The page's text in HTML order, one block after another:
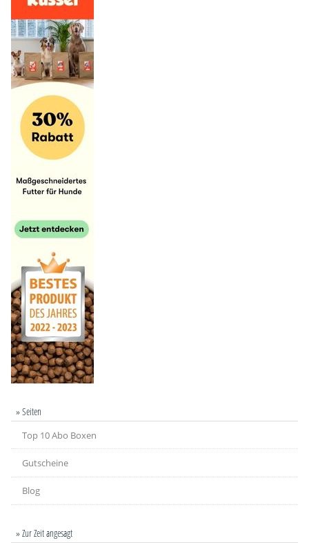
» Seiten
Top 10 Abo Boxen
Gutscheine
Blog
» Zur Zeit angesagt